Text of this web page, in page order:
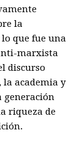
la
que fue una
marxista
discurso
la academia y
generación
riqueza de